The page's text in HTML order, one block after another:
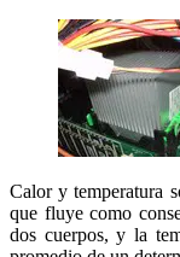
Calor y temperatura
que fluye como
dos cuerpos, y la